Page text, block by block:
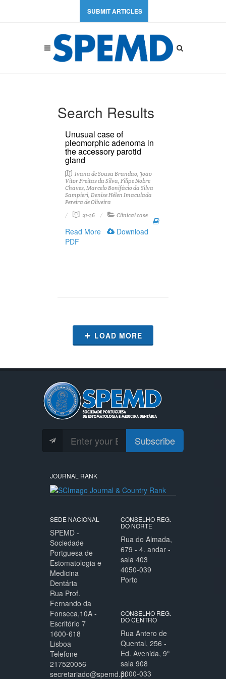
SUBMIT ARTICLES
Search Results
Unusual case of
pleomorphic adenoma in
the accessory parotid
gland
Ivana de Sousa Brandão, João
Vitor Freitas da Silva, Filipe Nobre
Chaves, Marcelo Bonifácio da Silva
Sampieri, Denise Hélen Imaculada
Pereira de Oliveira
21-26
Clinical case
Read More
Download
PDF
LOAD MORE
Subscribe
JOURNAL RANK
SEDE NACIONAL
SPEMD -
Sociedade
Portguesa de
Estomatologia e
Medicina
Dentária
Rua Prof.
Fernando da
Fonseca,10A -
Escritório 7
1600-618
Lisboa
Telefone
217520056
secretariado@spemd.pt
CONSELHO REG.
DO NORTE
Rua do Almada,
679 - 4. andar -
sala 403
4050-039
Porto
CONSELHO REG.
DO CENTRO
Rua Antero de
Quental, 256 -
Ed. Avenida, 9º
sala 908
3000-033